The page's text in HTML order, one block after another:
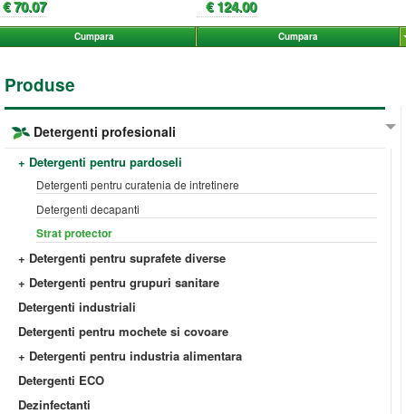
€ 70.07
Cumpara
€ 124.00
Cumpara
Produse
Detergenti profesionali
+ Detergenti pentru pardoseli
Detergenti pentru curatenia de intretinere
Detergenti decapanti
Strat protector
+ Detergenti pentru suprafete diverse
+ Detergenti pentru grupuri sanitare
Detergenti industriali
Detergenti pentru mochete si covoare
+ Detergenti pentru industria alimentara
Detergenti ECO
Dezinfectanti